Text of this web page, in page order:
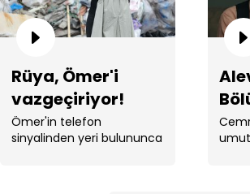
Rüya, Ömer'i
vazgeçiriyor!
Ömer'in telefon
sinyalinden yeri bulununca
umut